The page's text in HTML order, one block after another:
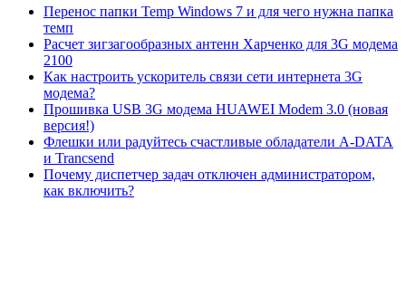
Перенос папки Temp Windows 7 и для чего нужна папка
темп
Расчет зигзагообразных антенн Харченко для 3G модема
2100
Как настроить ускоритель связи сети интернета 3G
модема?
Прошивка USB 3G модема HUAWEI Modem 3.0 (новая
версия!)
Флешки или радуйтесь счастливые обладатели A-DATA
и Trancsend
Почему диспетчер задач отключен администратором,
как включить?